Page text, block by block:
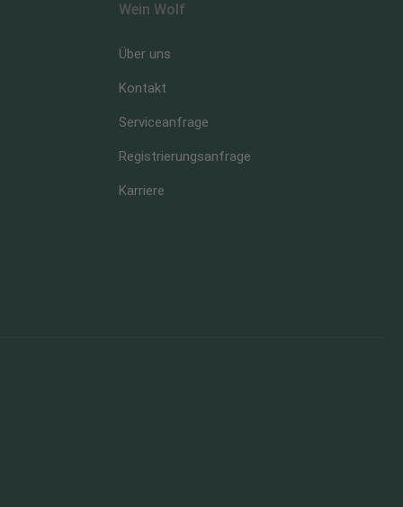
Wein Wolf
Über uns
Kontakt
Serviceanfrage
Registrierungsanfrage
Karriere